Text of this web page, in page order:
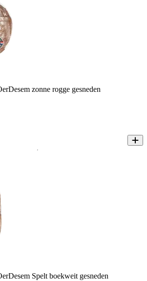
zonne rogge gesneden
Spelt boekweit gesneden